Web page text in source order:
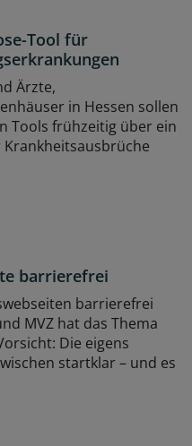
Tool für
Ärzte,
in Hessen sollen
Tools frühzeitig über ein
barrierefrei
barrierefrei
MVZ hat das Thema
Die eigens
startklar – und es